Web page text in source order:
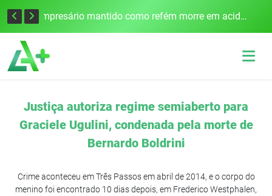
Edital para construção de ponte entre Itapiranga e Barra do Guarita deve ser lançado no segundo semestre Empresário mantido como refém morre em acidente após assalto em Cerro Largo
Justiça autoriza regime semiaberto para
Graciele Ugulini, condenada pela morte de
Bernardo Boldrini
Crime aconteceu em Três Passos em abril de 2014, e o corpo do
menino foi encontrado 10 dias depois, em Frederico Westphalen,